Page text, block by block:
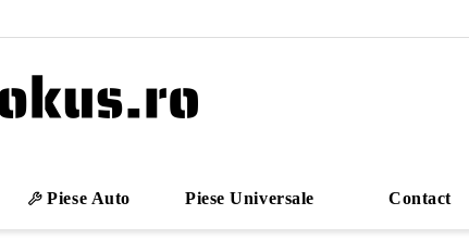
Piese Auto Piese Universale Contact